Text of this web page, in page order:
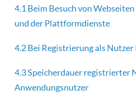
4.1 Beim Besuch von
und der Plattformdienste
4.2 Bei Registrierung als
4.3 Speicherdauer registrierter
Anwendungsnutzer